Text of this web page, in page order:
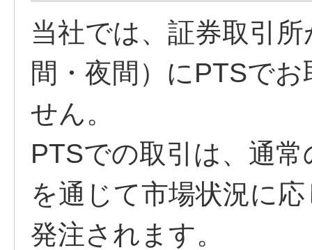
当社では、証券取引
間・夜間）にPTSで
せん。
PTSでの取引は、通
を通じて市場状況に
発注されます。